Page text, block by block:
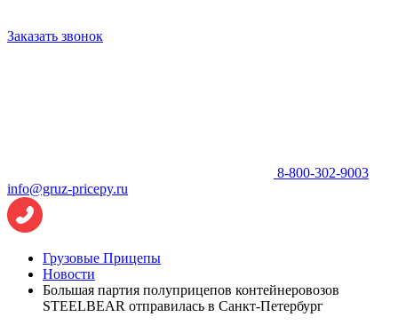
Заказать звонок
8-800-302-9003
info@gruz-pricepy.ru
Грузовые Прицепы
Новости
Большая партия полуприцепов контейнеровозов
STEELBEAR отправилась в Санкт-Петербург